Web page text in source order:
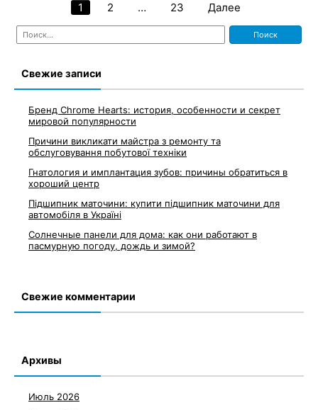
Навигация
по
1 2 … 23 Далее
Найти:
Свежие записи
Бренд Chrome Hearts: история, особенности и секрет
мировой популярности
Причини викликати майстра з ремонту та
обслуговування побутової техніки
Гнатология и имплантация зубов: причины обратиться в
хороший центр
Підшипник маточини: купити підшипник маточини для
автомобіля в Україні
Солнечные панели для дома: как они работают в
пасмурную погоду, дождь и зимой?
Свежие комментарии
Архивы
Июль 2026